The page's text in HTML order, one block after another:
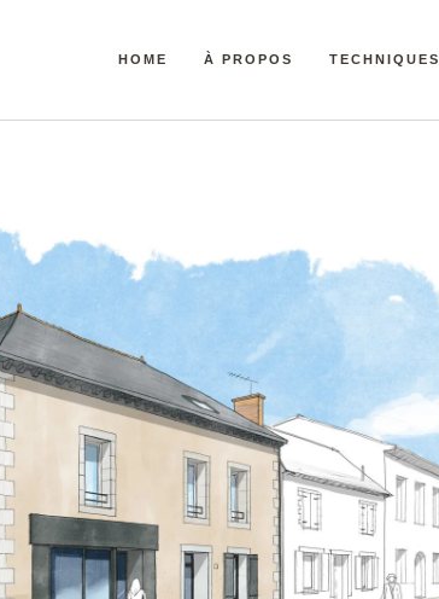
HOME À PROPOS TECHNIQUES